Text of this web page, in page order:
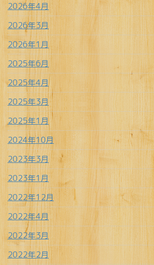
2026年4月
2026年3月
2026年1月
2025年6月
2025年4月
2025年3月
2025年1月
2024年10月
2023年3月
2023年1月
2022年12月
2022年4月
2022年3月
2022年2月